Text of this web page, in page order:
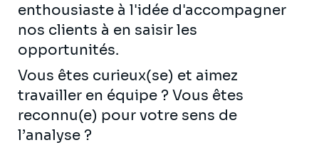
enthousiaste à l'idée d'accompagner
nos clients à en saisir les
opportunités.
Vous êtes curieux(se) et aimez
travailler en équipe ? Vous êtes
reconnu(e) pour votre sens de
l’analyse ?